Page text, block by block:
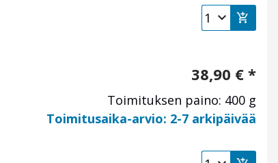
38,90 € *
Toimituksen paino: 400 g
Toimitusaika-arvio: 2-7 arkipäivää